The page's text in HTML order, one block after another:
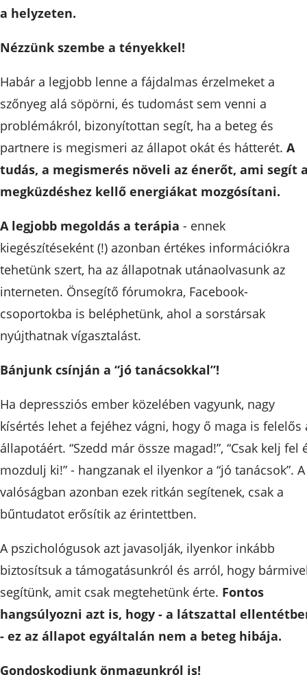
a helyzeten.
Nézzünk szembe a tényekkel!
Habár a legjobb lenne a fájdalmas érzelmeket a
szőnyeg alá söpörni, és tudomást sem venni a
problémákról, bizonyítottan segít, ha a beteg és
partnere is megismeri az állapot okát és hátterét. A
tudás, a megismerés növeli az énerőt, ami segít
megküzdéshez kellő energiákat mozgósítani.
A legjobb megoldás a terápia - ennek
kiegészítéseként (!) azonban értékes információkra
tehetünk szert, ha az állapotnak utánaolvasunk az
interneten. Önsegítő fórumokra, Facebook-
csoportokba is beléphetünk, ahol a sorstársak
nyújthatnak vígasztalást.
Bánjunk csínján a “jó tanácsokkal”!
Ha depressziós ember közelében vagyunk, nagy
kísértés lehet a fejéhez vágni, hogy ő maga is felelős
állapotáért. “Szedd már össze magad!”, “Csak kelj fel
mozdulj ki!” - hangzanak el ilyenkor a “jó tanácsok”. A
valóságban azonban ezek ritkán segítenek, csak a
bűntudatot erősítik az érintettben.
A pszichológusok azt javasolják, ilyenkor inkább
biztosítsuk a támogatásunkról és arról, hogy
segítünk, amit csak megtehetünk érte. Fontos
hangsúlyozni azt is, hogy - a látszattal
- ez az állapot egyáltalán nem a beteg hibája.
Gondoskodjunk önmagunkról is!